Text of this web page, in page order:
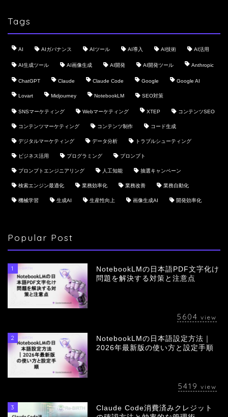
Tags
AI AIガバナンス AIツール AI導入 AI技術 AI活用
AI生成ツール AI画像生成 AI開発 AI開発ツール Anthropic
ChatGPT Claude Claude Code Google Google AI
Lovart Midjourney NotebookLM SEO対策
SNSマーケティング Webマーケティング XTEP コンテンツSEO
コンテンツマーケティング コンテンツ制作 コード生成
デジタルマーケティング データ分析 トラブルシューティング
ビジネス活用 プログラミング プロンプト
プロンプトエンジニアリング 人工知能 抽選キャンペーン
検索エンジン最適化 業務効率化 業務改善 業務自動化
機械学習 生成AI 生産性向上 画像生成AI 開発効率化
Popular Post
1
NotebookLMの日本語PDF文字化け
問題を解決する対策と注意点
5604 view
2
NotebookLMの日本語設定方法｜
2026年最新版の使い方と設定手順
5419 view
3
Claude Code消費済みクレジット
会社概要
採用情報